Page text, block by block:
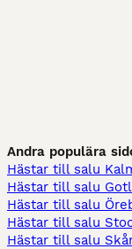
Andra populära
Hästar till salu
Hästar till salu
Hästar till salu
Hästar till salu
Hästar till salu